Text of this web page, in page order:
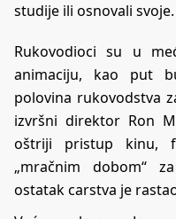
studije ili osnovali svoje.
Rukovodioci su u
animaciju, kao put
polovina rukovodstva
izvršni direktor Ron
oštriji pristup kinu,
„mračnim dobom“
ostatak carstva je